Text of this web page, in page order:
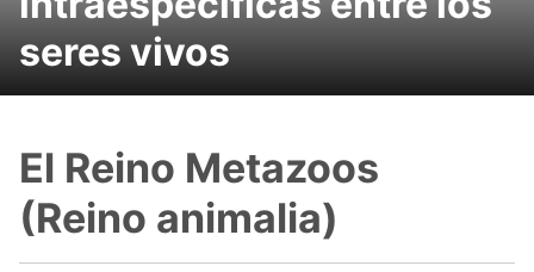
seres vivos
El Reino Metazoos
(Reino animalia)